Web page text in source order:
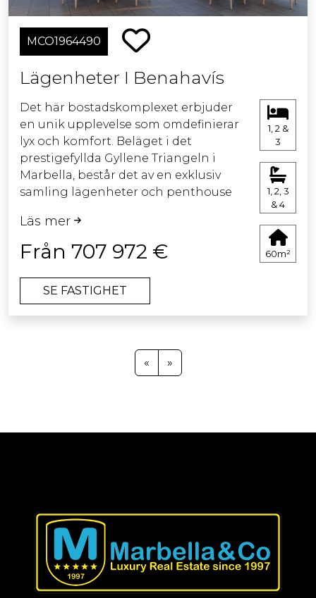
service och allt som behövs för
vardagen.
uthyrningsservice – perfekt för
vill generera hyresintäkter.
MCO1964490
Lägenheter I Benahavís
Det här bostadskomplexet erbjuder
en unik upplevelse som omdefinierar
lyx och komfort. Beläget i det
prestigefyllda Gyllene Triangeln i
Marbella, består det av en exklusiv
samling lägenheter och penthouse
problemfritt ägande. Residensen är
fullt möblerade och erbjuder
förstklassig hotellservice,
professionellt förvaltad enligt höga
standarder. Det finns tillgång till
imponerande natursköna
omgivningar och en lugn atmosfär är
dem. Varje detalj har noggrant tänkts
igenom för att erbjuda en
oöverträffad boendeupplevelse. En
unik möjlighet att bli en del av en
ikonisk destination.
Läs mer
Från 707 972 €
SE FASTIGHET
1, 2 &
3
1, 2, 3
& 4
60m²
« »